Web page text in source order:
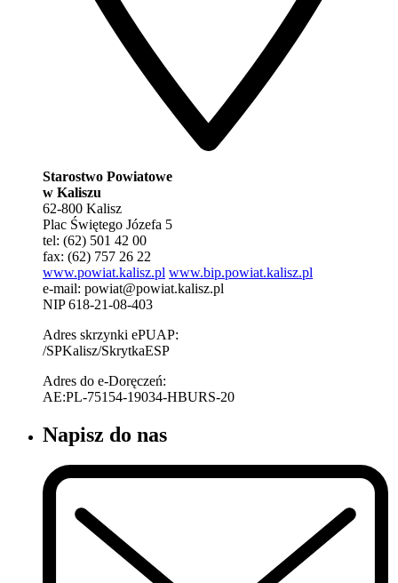
Starostwo Powiatowe
w Kaliszu
62-800 Kalisz
Plac Świętego Józefa 5
tel: (62) 501 42 00
fax: (62) 757 26 22
www.powiat.kalisz.pl www.bip.powiat.kalisz.pl
e-mail: powiat@powiat.kalisz.pl
NIP 618-21-08-403
Adres skrzynki ePUAP:
/SPKalisz/SkrytkaESP
Adres do e-Doręczeń:
AE:PL-75154-19034-HBURS-20
Napisz do nas